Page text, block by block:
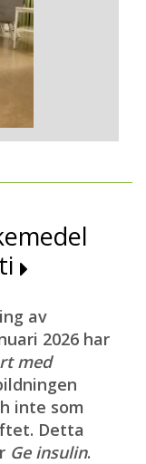
av
2026 har
med
inte som
Detta
Ge insulin.